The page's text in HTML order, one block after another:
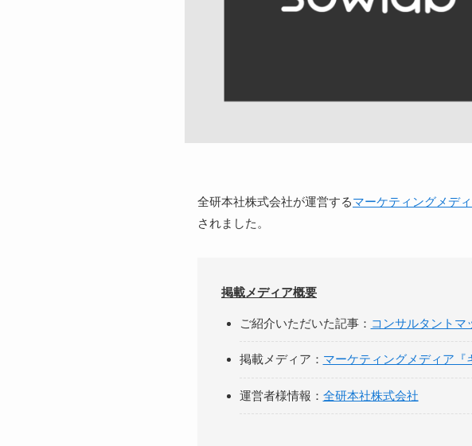
全研本社株式会社が運営するマーケティングメデ
されました。
掲載メディア概要
​ご紹介いただいた記事： コンサルタントマ
掲載メディア： マーケティングメディア『
運営者様情報： 全研本社株式会社